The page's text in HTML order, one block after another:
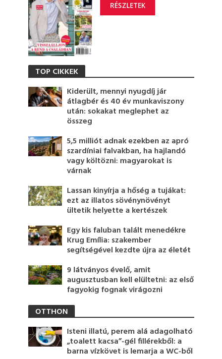
RÉSZLETEK
TOP CIKKEK
Kiderült, mennyi nyugdíj jár
átlagbér és 40 év munkaviszony
után: sokakat meglephet az
összeg
5,5 milliót adnak ezekben az apró
szardíniai falvakban, ha hajlandó
vagy költözni: magyarokat is
várnak
Lassan kinyírja a hőség a tujákat:
ezt az illatos sövénynövényt
ültetik helyette a kertészek
Egy kis faluban talált menedékre
Krug Emília: szakember
segítségével kezdte újra az életét
9 látványos évelő, amit
augusztusban kell elültetni: az első
fagyokig fognak virágozni
OTTHON
Isteni illatú, perem alá adagolható
„toalett kacsa”-gél fillérekből: a
barna vízkövet is lemarja a WC-ből